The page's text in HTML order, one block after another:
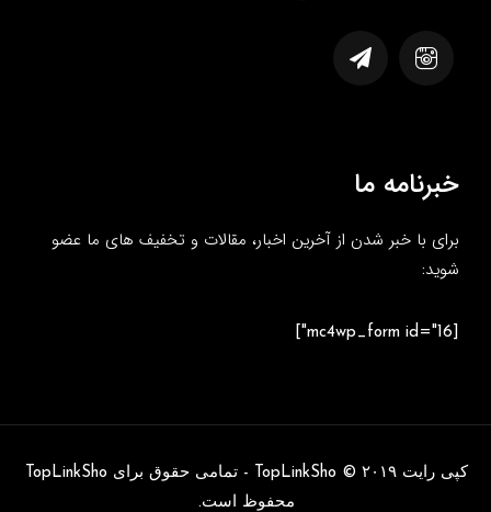
خبرنامه ما
برای با خبر شدن از آخرین اخبار، مقالات و تخفیف های ما عضو
شوید:
کپی رایت TopLinkSho © ۲۰۱۹ - تمامی حقوق برای TopLinkSho
محفوظ است.